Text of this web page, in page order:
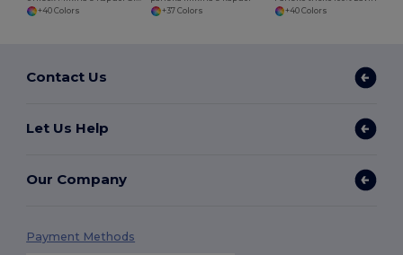
+40 Colors
+37 Colors
+40 Colors
Contact Us
Let Us Help
Our Company
Payment Methods